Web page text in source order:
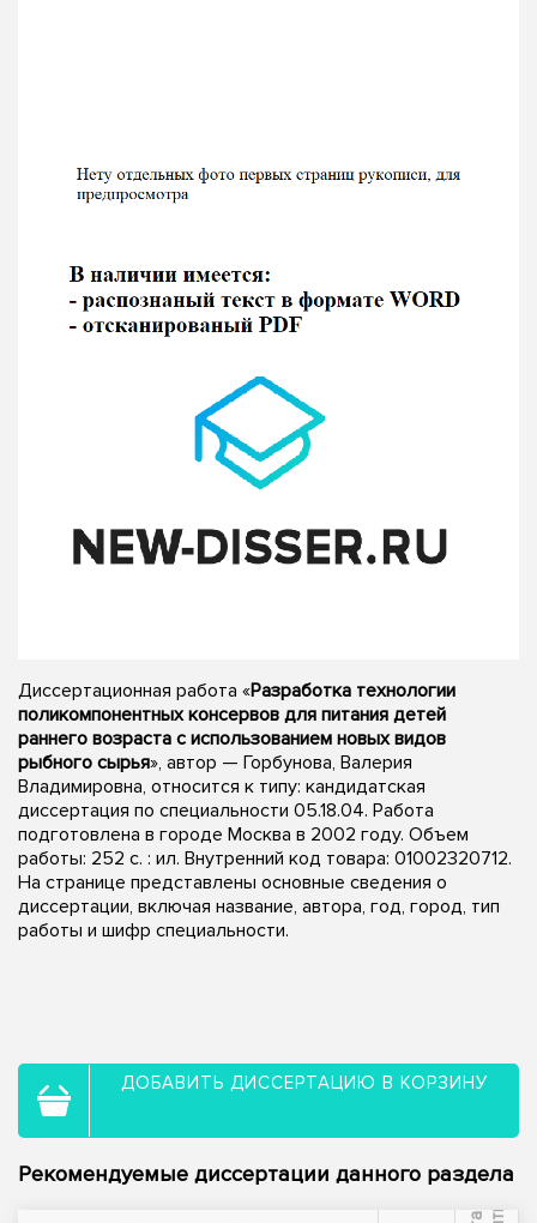
Диссертационная работа «Разработка технологии
поликомпонентных консервов для питания детей
раннего возраста с использованием новых видов
рыбного сырья», автор — Горбунова, Валерия
Владимировна, относится к типу: кандидатская
диссертация по специальности 05.18.04. Работа
подготовлена в городе Москва в 2002 году. Объем
работы: 252 с. : ил. Внутренний код товара: 01002320712.
На странице представлены основные сведения о
диссертации, включая название, автора, год, город, тип
работы и шифр специальности.
ДОБАВИТЬ ДИССЕРТАЦИЮ В КОРЗИНУ
Рекомендуемые диссертации данного раздела